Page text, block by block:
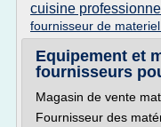
cuisine professionnel
fournisseur de
Equipement et
fournisseurs
Magasin de vente
Fournisseur des